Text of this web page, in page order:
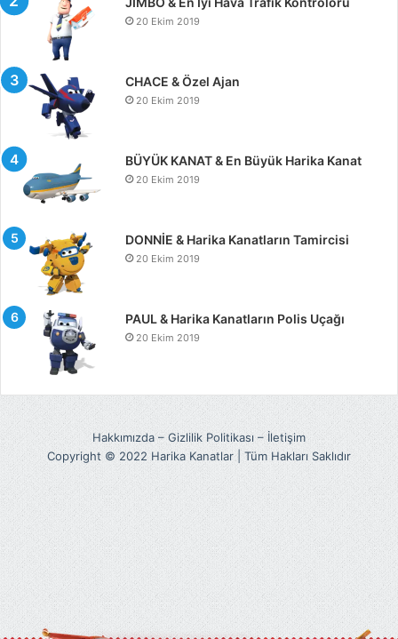
20 Ekim 2019
CHACE & Özel Ajan
20 Ekim 2019
BÜYÜK KANAT & En Büyük Harika Kanat
20 Ekim 2019
DONNİE & Harika Kanatların Tamircisi
20 Ekim 2019
PAUL & Harika Kanatların Polis Uçağı
20 Ekim 2019
Hakkımızda– Gizlilik Politikası –İletişim
Copyright © 2022 Harika Kanatlar | Tüm Hakları Saklıdır